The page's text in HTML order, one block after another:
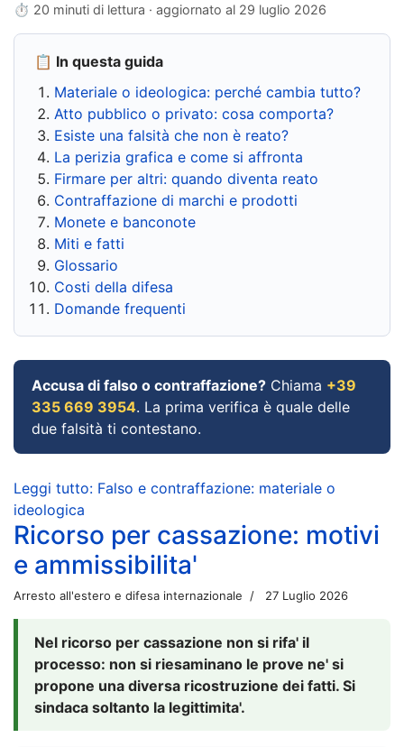
⏱ 20 minuti di lettura · aggiornato al 29 luglio 2026
📋 In questa guida
Materiale o ideologica: perché cambia tutto?
Atto pubblico o privato: cosa comporta?
Esiste una falsità che non è reato?
La perizia grafica e come si affronta
Firmare per altri: quando diventa reato
Contraffazione di marchi e prodotti
Monete e banconote
Miti e fatti
Glossario
Costi della difesa
Domande frequenti
Accusa di falso o contraffazione? Chiama +39
335 669 3954. La prima verifica è quale delle
due falsità ti contestano.
Leggi tutto: Falso e contraffazione: materiale o
ideologica
Ricorso per cassazione: motivi
e ammissibilita'
Arresto all'estero e difesa internazionale 27 Luglio 2026
Nel ricorso per cassazione non si rifa' il
processo: non si riesaminano le prove ne' si
propone una diversa ricostruzione dei fatti. Si
sindaca soltanto la legittimita'.